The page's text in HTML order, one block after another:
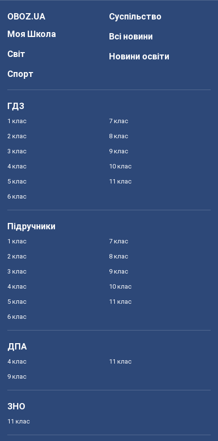
OBOZ.UA
Моя Школа
Світ
Спорт
Суспільство
Всі новини
Новини освіти
ГДЗ
1 клас
2 клас
3 клас
4 клас
5 клас
6 клас
7 клас
8 клас
9 клас
10 клас
11 клас
Підручники
1 клас
2 клас
3 клас
4 клас
5 клас
6 клас
7 клас
8 клас
9 клас
10 клас
11 клас
ДПА
4 клас
9 клас
11 клас
ЗНО
11 клас